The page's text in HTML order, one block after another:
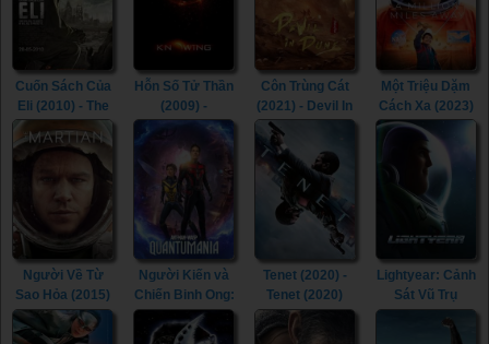
Cuốn Sách Của
Eli (2010) - The
(2010)
Hỗn Số Tử Thần
(2009) -
Knowing (2009)
Côn Trùng Cát
(2021) - Devil In
Dune (2021)
Một Triệu Dặm
Cách Xa (2023)
- A Million Miles
Away (2023)
Người Về Từ
Sao Hỏa (2015)
- The Martian
(2015)
Người Kiến và
Chiến Binh Ong:
Thế Giới Lượng
Tử (2023) - Ant-
Tenet (2020) -
Tenet (2020)
Lightyear: Cảnh
Sát Vũ Trụ
Lightyear (2022)